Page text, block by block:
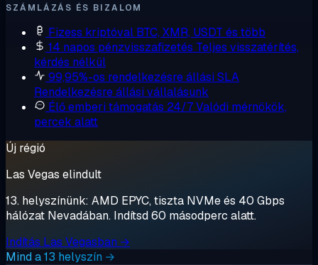
SZÁMLÁZÁS ÉS BIZALOM
Fizess kriptóval BTC, XMR, USDT és több
14 napos pénzvisszafizetés Teljes visszatérítés,
kérdés nélkül
99,95%-os rendelkezésre állási SLA
Rendelkezésre állási vállalásunk
Élő emberi támogatás 24/7Valódi mérnökök,
percek alatt
Új régió
Las Vegas elindult
13. helyszínünk: AMD EPYC, tiszta NVMe és 40 Gbps
hálózat Nevadában. Indítsd 60 másodperc alatt.
Indítás Las Vegasban →
Mind a 13 helyszín →